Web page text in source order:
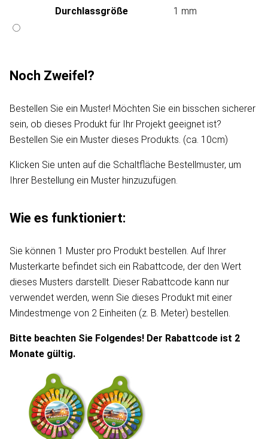
Durchlassgröße
1 mm
Noch Zweifel?
Bestellen Sie ein Muster! Möchten Sie ein bisschen sicherer
sein, ob dieses Produkt für Ihr Projekt geeignet ist?
Bestellen Sie ein Muster dieses Produkts. (ca. 10cm)
Klicken Sie unten auf die Schaltfläche Bestellmuster, um
Ihrer Bestellung ein Muster hinzuzufügen.
Wie es funktioniert:
Sie können 1 Muster pro Produkt bestellen. Auf Ihrer
Musterkarte befindet sich ein Rabattcode, der den Wert
dieses Musters darstellt. Dieser Rabattcode kann nur
verwendet werden, wenn Sie dieses Produkt mit einer
Mindestmenge von 2 Einheiten (z. B. Meter) bestellen.
Bitte beachten Sie Folgendes! Der Rabattcode ist 2
Monate gültig.